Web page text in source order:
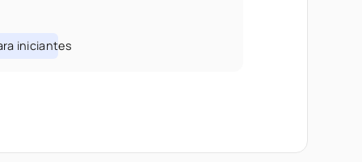
significava escolher o certo
iniciantes